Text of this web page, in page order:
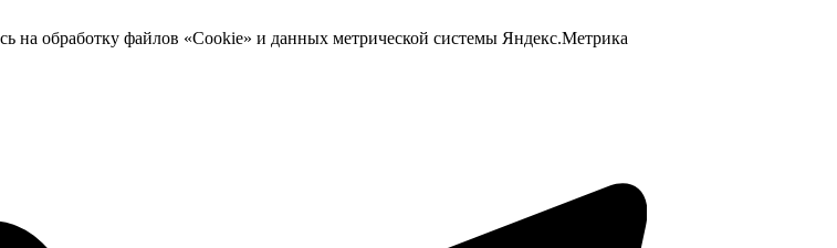
на обработку файлов «Cookie» и данных метрической системы Яндекс.Метрика